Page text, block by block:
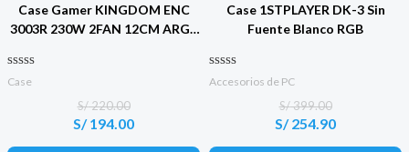
Case Gamer KINGDOM ENC
3003R 230W 2FAN 12CM ARGB
Valorado con
Case
S/220.00
El
precio
S/194.00
El
precio
Case 1STPLAYER DK-3 Sin
Fuente Blanco RGB
Valorado con
Accesorios de PC
S/399.00
El
precio
S/254.90
El
precio